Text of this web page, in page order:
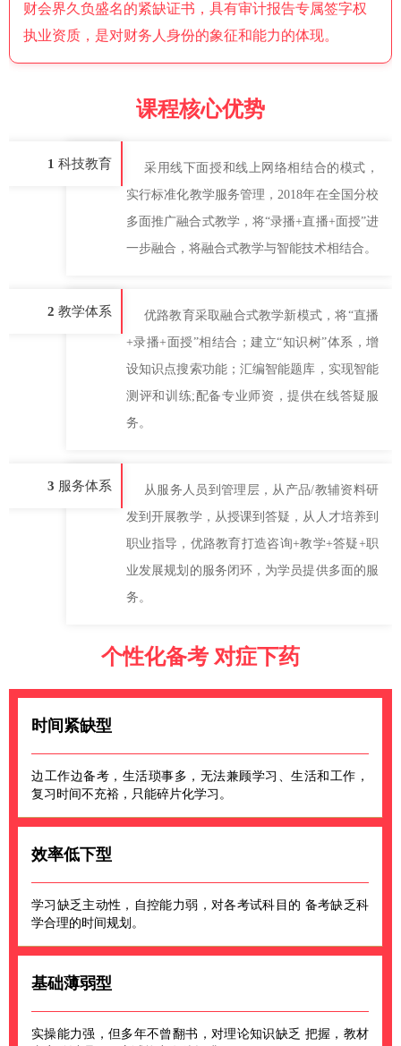
财会界久负盛名的紧缺证书，具有审计报告专属签字权
执业资质，是对财务人身份的象征和能力的体现。
课程核心优势
1 科技教育
采用线下面授和线上网络相结合的模式，
实行标准化教学服务管理，2018年在全国分校
多面推广融合式教学，将“录播+直播+面授”进
一步融合，将融合式教学与智能技术相结合。
2 教学体系
优路教育采取融合式教学新模式，将“直播
+录播+面授”相结合；建立“知识树”体系，增
设知识点搜索功能；汇编智能题库，实现智能
测评和训练;配备专业师资，提供在线答疑服
务。
3 服务体系
从服务人员到管理层，从产品/教辅资料研
发到开展教学，从授课到答疑，从人才培养到
职业指导，优路教育打造咨询+教学+答疑+职
业发展规划的服务闭环，为学员提供多面的服
务。
个性化备考 对症下药
时间紧缺型
边工作边备考，生活琐事多，无法兼顾学习、生活和工作，
复习时间不充裕，只能碎片化学习。
效率低下型
学习缺乏主动性，自控能力弱，对各考试科目的 备考缺乏科
学合理的时间规划。
基础薄弱型
实操能力强，但多年不曾翻书，对理论知识缺乏 把握，教材